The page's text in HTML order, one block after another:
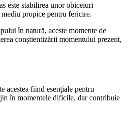
este stabilirea unor obiceiuri
propice pentru fericire.
în natură, aceste momente de
conștientizării momentului prezent,
acestea fiind esențiale pentru
în momentele dificile, dar contribuie